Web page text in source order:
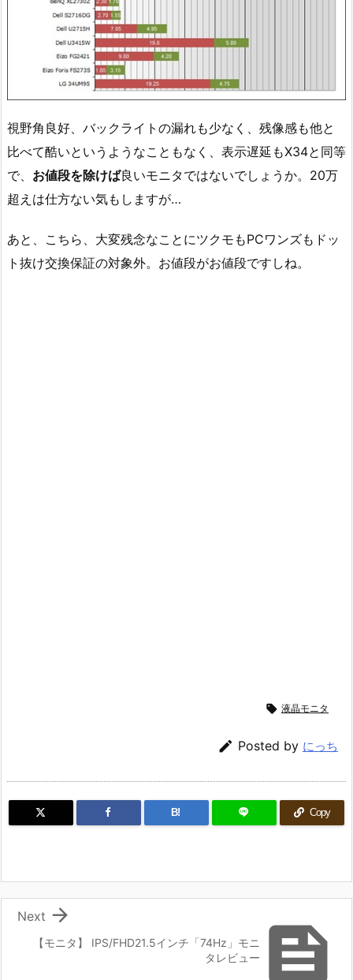
視野角良好、バックライトの漏れも少なく、残像感も他と
比べて酷いというようなこともなく、表示遅延もX34と同等
で、 お値段を除けば良いモニタではないでしょうか。20万
超えは仕方ない気もしますが…
あと、こちら、大変残念なことにツクモもPCワンズもドッ
ト抜け交換保証の対象外。お値段がお値段ですしね。
 液晶モニタ
 Posted by にっち
B! Copy

【モニタ】 IPS/FHD21.5インチ「74Hz」モニ
タレビュー

Next